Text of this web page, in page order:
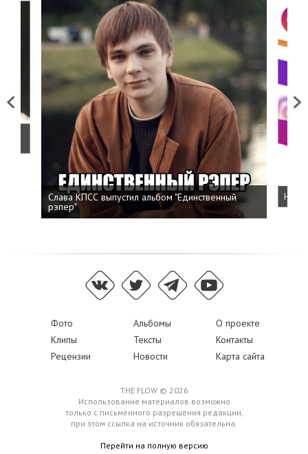
Previous
Слава КПСС выпустил альбом "Единственный
рэпер"
Next
Фото Альбомы
О проекте
Клипы
Тексты
Контакты
Рецензии
Новости Карта сайта
THE FLOW © 2026
Использование материалов возможно
только с письменного разрешения редакции,
при этом ссылка на источник обязательна.
Перейти на полную версию